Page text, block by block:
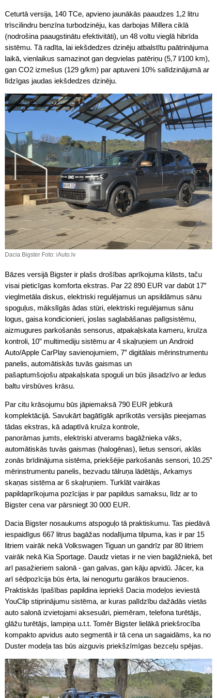
Ceturtā versija, 140 TCe, apvieno jaunākās paaudzes 1,2 litru
trīscilindru benzīna turbodzinēju, kas darbojas Millera ciklā
(nodrošina paaugstinātu efektivitāti), un 48 voltu vieglā hibrīda
sistēmu. Tā radīta, lai iekšdedzes dzinēju atbalstītu paātrinājuma
laikā, vienlaikus samazinot gan degvielas patēriņu (5,7 l/100 km),
gan CO2 izmešus (129 g/km) par aptuveni 10% salīdzinājumā ar
līdzīgas jaudas iekšdedzes dzinēju.
Dacia Bigster Foto: iAuto.lv
Bāzes versijā Bigster ir plašs drošības aprīkojuma klāsts, taču
visai pieticīgas komforta ekstras. Par 22 890 EUR var dabūt 17”
vieglmetāla diskus, elektriski regulējamus un apsildāmus sānu
spoguļus, mākslīgās ādas stūri, elektriski regulējamus sānu
logus, gaisa kondicionieri, joslas saglabāšanas palīgsistēmu,
aizmugures parkošanās sensorus, atpakaļskata kameru, kruīza
kontroli, 10” multimediju sistēmu ar 4 skaļruņiem un Android
Auto/Apple CarPlay savienojumiem, 7” digitālais mērinstrumentu
panelis, automātiskās tuvās gaismas un
pašaptumšojošu atpakaļskata spoguli un būs jāsadzīvo ar ledus
baltu virsbūves krāsu.
Par citu krāsojumu būs jāpiemaksā 790 EUR jebkurā
komplektācijā. Savukārt bagātīgāk aprīkotās versijās pieejamas
tādas ekstras, kā adaptīvā kruīza kontrole,
panorāmas jumts, elektriski atverams bagāžnieka vāks,
automātiskās tuvās gaismas (halogēnas), lietus sensori, aklās
zonās brīdinājuma sistēma, priekšējie parkošanās sensori, 10.25”
mērinstrumentu panelis, bezvadu tālruņa lādētājs, Arkamys
skaņas sistēma ar 6 skaļruņiem. Turklāt vairākas
papildaprīkojuma pozīcijas ir par papildus samaksu, līdz ar to
Bigster cena var pārsniegt 30 000 EUR.
Dacia Bigster nosaukums atspoguļo tā praktiskumu. Tas piedāvā
iespaidīgus 667 litrus bagāžas nodalījuma tilpuma, kas ir par 15
litriem vairāk nekā Volkswagen Tiguan un gandrīz par 80 litriem
vairāk nekā Kia Sportage. Daudz vietas ir ne vien bagāžniekā, bet
arī pasažieriem salonā - gan galvas, gan kāju apvidū. Jācer, ka
arī sēdpozīcija būs ērta, lai nenogurtu garākos braucienos.
Praktiskās īpašības papildina iepriekš Dacia modeļos ieviestā
YouClip stiprinājumu sistēma, ar kuras palīdzību dažādās vietās
auto salonā izvietojami aksesuāri, piemēram, telefona turētājs,
glāžu turētājs, lampiņa u.t.t. Tomēr Bigster lielākā priekšrocība
kompakto apvidus auto segmentā ir tā cena un sagaidāms, ka no
Duster modeļa tas būs aizguvis priekšzīmīgas bezceļu spējas.